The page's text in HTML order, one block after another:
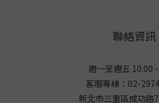
聯絡資訊
週一至週五 10:00
客服專線：02-
新北市三重區成功路